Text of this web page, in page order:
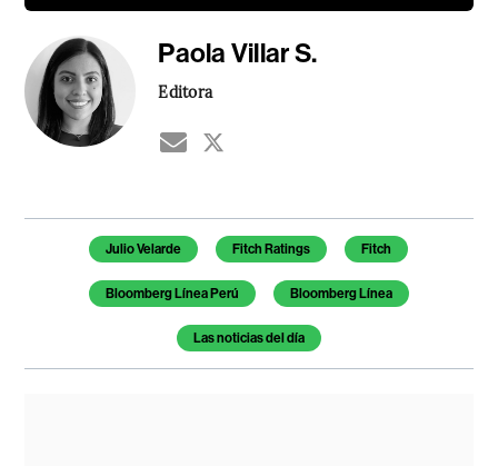
Paola Villar S.
Editora
Temas de este artículo
Julio Velarde Fitch Ratings Fitch
Bloomberg Línea Perú Bloomberg Línea
Las noticias del día